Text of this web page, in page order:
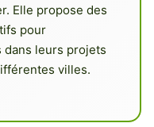
Elle propose des
pour
dans leurs projets
villes.